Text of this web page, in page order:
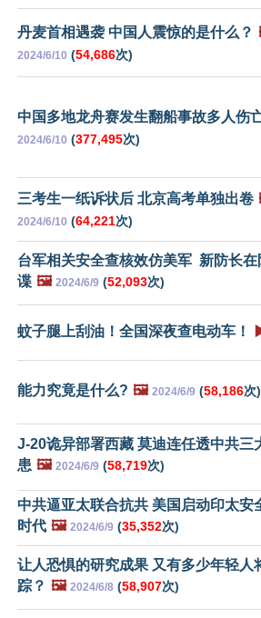
丹麦首相遇袭 中国人震惊的是什么？
2024/6/10 (54,686次)
中国多地龙舟赛发生翻船事故多人伤
2024/6/10 (377,495次)
三考生一纸诉状后 北京高考单独出卷
2024/6/10 (64,221次)
台军相关安全查核效仿美军 新防长在
谍 🖼️ 2024/6/9 (52,093次)
蚊子腿上刮油！全国深夜查电动车！
能力究竟是什么? 🖼️ 2024/6/9 (58,186次)
J-20诡异部署西藏 莫迪连任透中共三
患 🖼️ 2024/6/9 (58,719次)
中共逼亚太联合抗共 美国启动印太安
时代 🖼️ 2024/6/9 (35,352次)
让人恐惧的研究成果 又有多少年轻人
踪？ 🖼️ 2024/6/8 (58,907次)